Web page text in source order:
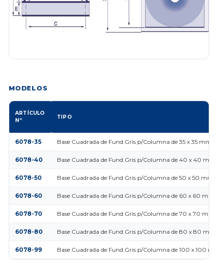
MODELOS
ARTÍCULO
Nº
TIPO
6078-35 Base Cuadrada de Fund.Gris p/Columna de 35 x 35 mm.
6078-40 Base Cuadrada de Fund.Gris p/Columna de 40 x 40 mm.
6078-50 Base Cuadrada de Fund.Gris p/Columna de 50 x 50 mm.
6078-60 Base Cuadrada de Fund.Gris p/Columna de 60 x 60 mm.
6078-70 Base Cuadrada de Fund.Gris p/Columna de 70 x 70 mm.
6078-80 Base Cuadrada de Fund.Gris p/Columna de 80 x 80 mm.
6078-99 Base Cuadrada de Fund.Gris p/Columna de 100 x 100